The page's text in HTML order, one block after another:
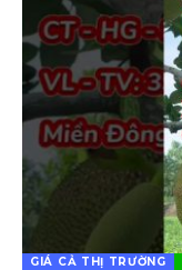
GIÁ CẢ THỊ TRƯỜNG